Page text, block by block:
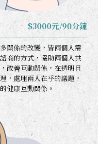
$3000元/90分鐘
關係的改變，皆兩個人需
商的方式，協助兩個人共
改善互動關係，在透明且
，處理兩人在乎的議題，
健康互動關係。